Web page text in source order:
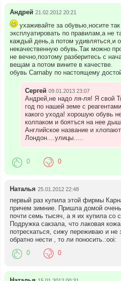
Андрей 21.02.2012 20:21
ухаживайте за обувью,носите так
эксплуатировать по правилам,а не
каждый день,а потом удивляться,и
некачественную обувь.Так можно
не вечно,поэтому разберитесь с
вещам а потом вините в качестве.
обувь Carnaby по настоящему
Сергей 09.01.2013 23:07
Андрей,не надо ля-ля! Я свой
год по нашей земе с
какого ухода! хорошую обувь
колпаком и боятъся на нее
Английское название и
Лондон....улицы.....
0 0
Наталья 25.01.2012 22:48
первый раз купила этой фирмы
причем зимние. Пришла домой
почти семь тысяч, а я их купила со
Подружка сакзала, что лаковая
потрескаться, сижу переживаю и не
обратно нести , то ли поносить.:ooi:
0 0